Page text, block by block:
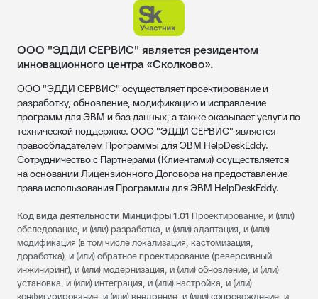
ООО "ЭДДИ СЕРВИС" является резидентом
инновационного центра «Сколково».
ООО "ЭДДИ СЕРВИС" осуществляет проектирование и
разработку, обновление, модификацию и исправление
программ для ЭВМ и баз данных, а также оказывает услуги по
технической поддержке. ООО "ЭДДИ СЕРВИС" является
правообладателем Программы для ЭВМ HelpDeskEddy.
Сотрудничество с Партнерами (Клиентами) осуществляется
на основании Лицензионного Договора на предоставление
права использования Программы для ЭВМ HelpDeskEddy.
Код вида деятельности Минцифры 1.01 Проектирование, и (или)
обследование, и (или) разработка, и (или) адаптация, и (или)
модификация (в том числе локализация, кастомизация,
доработка), и (или) обратное проектирование (реверсивный
инжиниринг), и (или) модернизация, и (или) обновление, и (или)
установка, и (или) интеграция, и (или) настройка, и (или)
конфигурирование, и (или) внедрение, и (или) сопровождение, и